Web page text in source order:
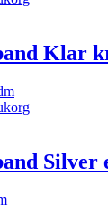
Klar
Silver